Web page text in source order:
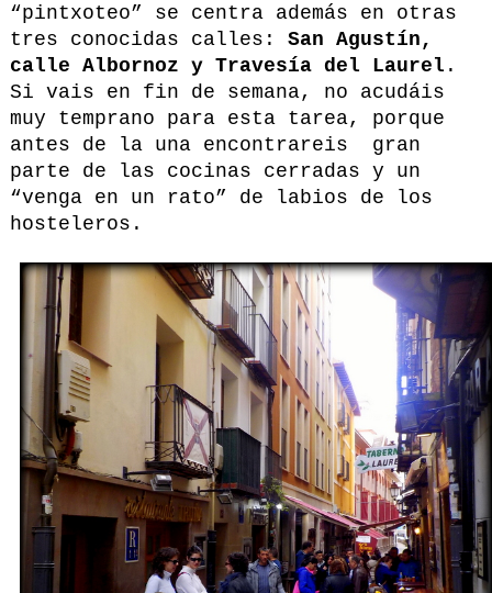
“pintxoteo” se centra además en otras
tres conocidas calles: San Agustín,
calle Albornoz y Travesía del Laurel .
Si vais en fin de semana, no acudáis
muy temprano para esta tarea, porque
antes de la una encontrareis gran
parte de las cocinas cerradas y un
“venga en un rato” de labios de los
hosteleros.